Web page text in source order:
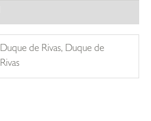
Duque de Rivas, Duque de
Rivas